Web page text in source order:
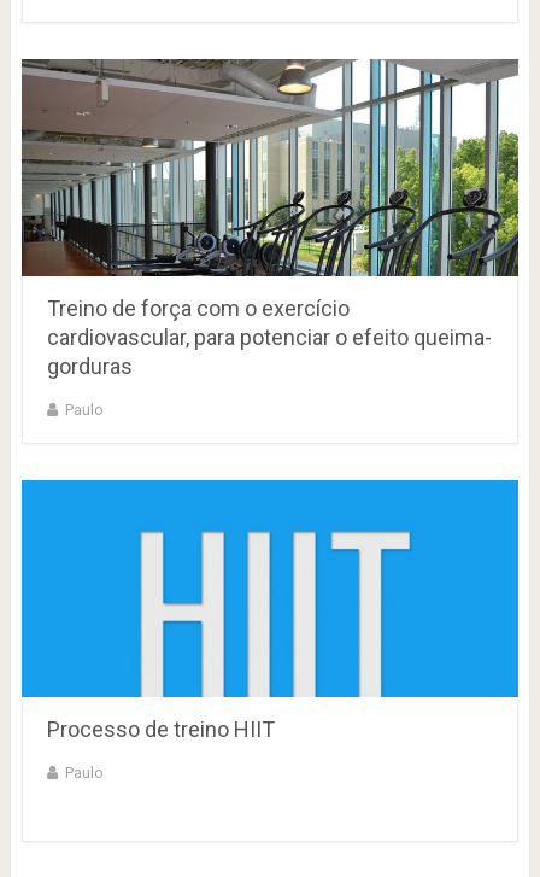
Treino de força com o exercício
cardiovascular, para potenciar o efeito queima-
gorduras
Paulo
Processo de treino HIIT
Paulo